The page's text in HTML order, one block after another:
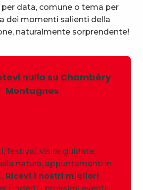
data, comune o tema per
dei momenti salienti della
naturalmente sorprendente!
nulla su Chambéry
Montagnes
festival, visite guidate,
natura, appuntamenti in
Ricevi i nostri migliori